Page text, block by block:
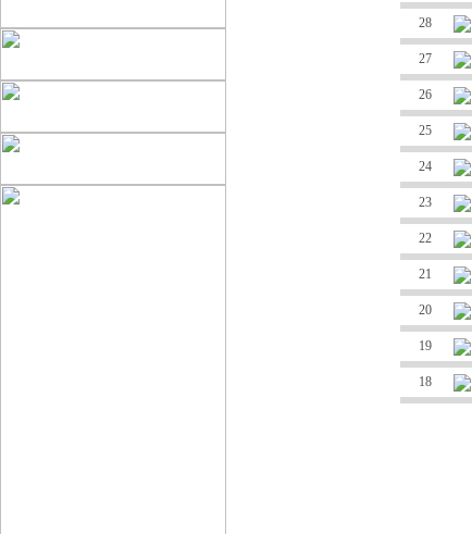
28
27
26
25
24
23
22
21
20
19
18